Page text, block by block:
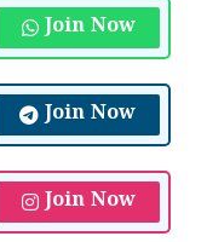
Join Now
Join Now
Join Now